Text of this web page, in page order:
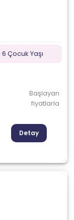
Çocuk Yaşı
Başlayan
fiyatlarla
Detay